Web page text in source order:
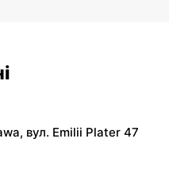
вул. Emilii Plater 47